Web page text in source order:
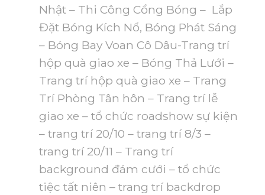
Nhật – Thi Công Cổng Bóng – Lắp
Đặt Bóng Kích Nổ, Bóng Phát Sáng
– Bóng Bay Voan Cô Dâu-Trang trí
hộp quà giao xe – Bóng Thả Lưới –
Trang trí hộp quà giao xe – Trang
Trí Phòng Tân hôn – Trang trí lễ
giao xe – tổ chức roadshow sự kiện
– trang trí 20/10 – trang trí 8/3 –
trang trí 20/11 – Trang trí
background đám cưới – tổ chức
tiệc tất niên – trang trí backdrop